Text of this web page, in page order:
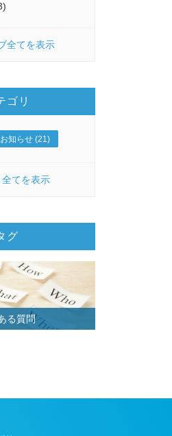
全てを表示
ゴリ
お知らせ (21)
てを表示
グ
る質問